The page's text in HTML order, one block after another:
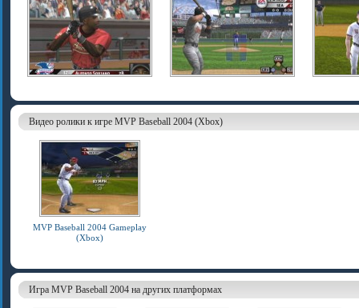
Видео ролики к игре MVP Baseball 2004 (Xbox)
MVP Baseball 2004 Gameplay
(Xbox)
Игра MVP Baseball 2004 на других платформах